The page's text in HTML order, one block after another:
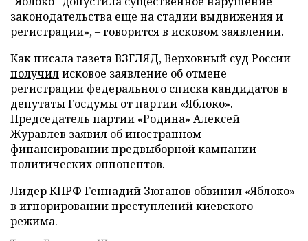
законодательства еще на стадии выдвижения и
регистрации», – говорится в исковом заявлении.
Как писала газета ВЗГЛЯД, Верховный суд России
получилисковое заявление об отмене
регистрации федерального списка кандидатов в
депутаты Госдумы от партии «Яблоко».
Председатель партии «Родина» Алексей
Журавлев заявил об иностранном
финансировании предвыборной кампании
политических оппонентов.
Лидер КПРФ Геннадий Зюганов обвинил «Яблоко»
в игнорировании преступлений киевского
режима.